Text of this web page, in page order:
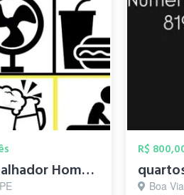
Quarto Trabalhador Homem Casado Evangeli...
R$
Boa